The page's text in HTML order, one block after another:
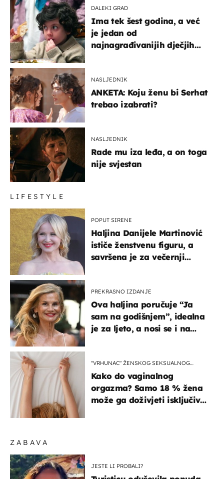
ZABAVA
JESTE LI PROBALI?
DALEKI GRAD
Ima tek šest godina, a već
je jedan od
najnagrađivanijih dječjih
NASLJEDNIK
ANKETA: Koju ženu bi Serhat
trebao izabrati?
NASLJEDNIK
Rade mu iza leđa, a on toga
nije svjestan
LIFESTYLE
POPUT SIRENE
Haljina Danijele Martinović
ističe ženstvenu figuru, a
savršena je za večernji
PREKRASNO IZDANJE
Ova haljina poručuje “Ja
sam na godišnjem”, idealna
je za ljeto, a nosi se i na
"VRHUNAC" ŽENSKOG SEKSUALNOG
Kako do vaginalnog
orgazma? Samo 18 % žena
može ga doživjeti isključivo